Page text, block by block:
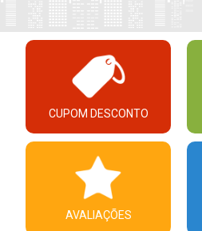
CUPOM DESCONTO
AVALIAÇÕES